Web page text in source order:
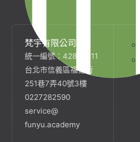
梵宇有限公司
統一編號：42854211
台北市信義區福德街
251巷7弄40號3樓
0227282590
service@
funyu.academy